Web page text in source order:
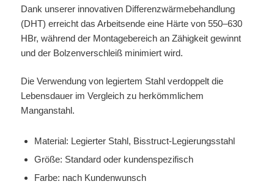
Dank unserer innovativen Differenzwärmebehandlung
(DHT) erreicht das Arbeitsende eine Härte von 550–630
HBr, während der Montagebereich an Zähigkeit gewinnt
und der Bolzenverschleiß minimiert wird.
Die Verwendung von legiertem Stahl verdoppelt die
Lebensdauer im Vergleich zu herkömmlichem
Manganstahl.
Material: Legierter Stahl, Bisstruct-Legierungsstahl
Größe: Standard oder kundenspezifisch
Farbe: nach Kundenwunsch